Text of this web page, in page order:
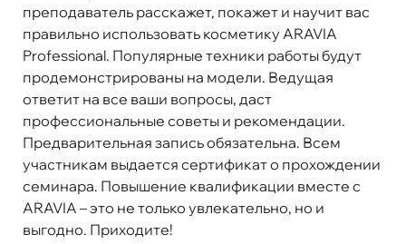
преподаватель расскажет, покажет и научит вас
правильно использовать косметику ARAVIA
Professional. Популярные техники работы будут
продемонстрированы на модели. Ведущая
ответит на все ваши вопросы, даст
профессиональные советы и рекомендации.
Предварительная запись обязательна. Всем
участникам выдается сертификат о прохождении
семинара. Повышение квалификации вместе с
ARAVIA – это не только увлекательно, но и
выгодно. Приходите!